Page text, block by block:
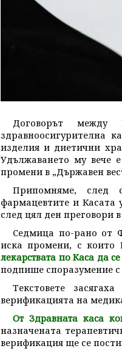
Договорът между
здравноосигурителна
изделия и диетични
Удължаването му вече
промени в „Държавен
Припомняме, след
фармацевтите и Касата
след цял ден преговори
Седмица по-рано от
иска промени, с
лекарствата по Каса да
подпише споразумение
Текстовете
верификацията на
От Здравната каса
назначената
верификация ще се